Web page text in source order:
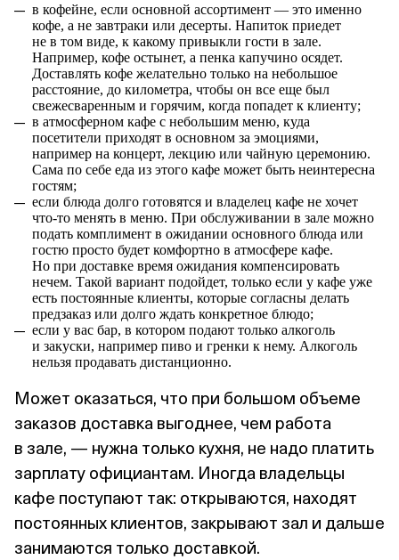
в кофейне, если основной ассортимент — это именно
кофе, а не завтраки или десерты. Напиток приедет
не в том виде, к какому привыкли гости в зале.
Например, кофе остынет, а пенка капучино осядет.
Доставлять кофе желательно только на небольшое
расстояние, до километра, чтобы он все еще был
свежесваренным и горячим, когда попадет к клиенту;
в атмосферном кафе с небольшим меню, куда
посетители приходят в основном за эмоциями,
например на концерт, лекцию или чайную церемонию.
Сама по себе еда из этого кафе может быть неинтересна
гостям;
если блюда долго готовятся и владелец кафе не хочет
что‑то менять в меню. При обслуживании в зале можно
подать комплимент в ожидании основного блюда или
гостю просто будет комфортно в атмосфере кафе.
Но при доставке время ожидания компенсировать
нечем. Такой вариант подойдет, только если у кафе уже
есть постоянные клиенты, которые согласны делать
предзаказ или долго ждать конкретное блюдо;
если у вас бар, в котором подают только алкоголь
и закуски, например пиво и гренки к нему. Алкоголь
нельзя продавать дистанционно.
Может оказаться, что при большом объеме
заказов доставка выгоднее, чем работа
в зале, — нужна только кухня, не надо платить
зарплату официантам. Иногда владельцы
кафе поступают так: открываются, находят
постоянных клиентов, закрывают зал и дальше
занимаются только доставкой.